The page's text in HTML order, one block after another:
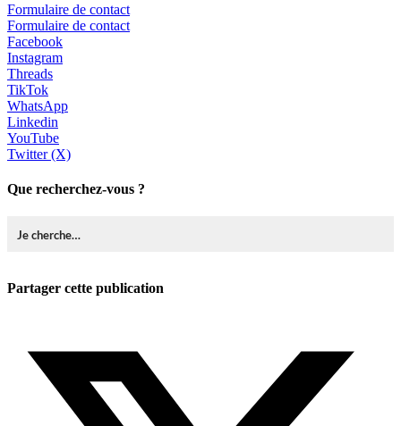
Formulaire de contact
Formulaire de contact
Facebook
Instagram
Threads
TikTok
WhatsApp
Linkedin
YouTube
Twitter (X)
Que recherchez-vous ?
Partager cette publication